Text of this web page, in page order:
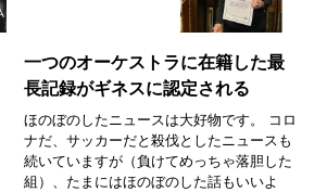
一つのオーケストラに在籍した最
長記録がギネスに認定される
ほのぼのしたニュースは大好物です。 コロ
ナだ、サッカーだと殺伐としたニュースも
続いていますが（負けてめっちゃ落胆した
組）、たまにはほのぼのした話もいいよ